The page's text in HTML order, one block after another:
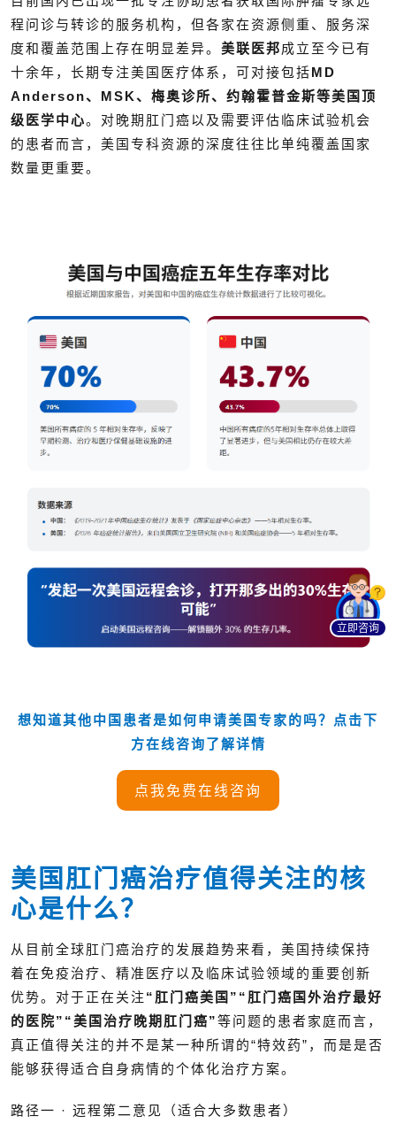
程问诊与转诊的服务机构，但各家在资源侧重、服务深
度和覆盖范围上存在明显差异。 美联医邦成立至今已有
十余年，长期专注美国医疗体系，可对接包括MD
Anderson、MSK、梅奥诊所、约翰霍普金斯等美国顶
级医学中心。对晚期肛门癌以及需要评估临床试验机会
的患者而言，美国专科资源的深度往往比单纯覆盖国家
数量更重要。
想知道其他中国患者是如何申请美国专家的吗？点击下
方在线咨询了解详情
点我免费在线咨询
美国肛门癌治疗值得关注的核
心是什么？
从目前全球肛门癌治疗的发展趋势来看，美国持续保持
着在免疫治疗、精准医疗以及临床试验领域的重要创新
优势。对于正在关注 “肛门癌美国”“肛门癌国外治疗最好
的医院”“美国治疗晚期肛门癌”等问题的患者家庭而言，
真正值得关注的并不是某一种所谓的“特效药”，而是是否
能够获得适合自身病情的个体化治疗方案。
路径一 · 远程第二意见（适合大多数患者）
立即咨询